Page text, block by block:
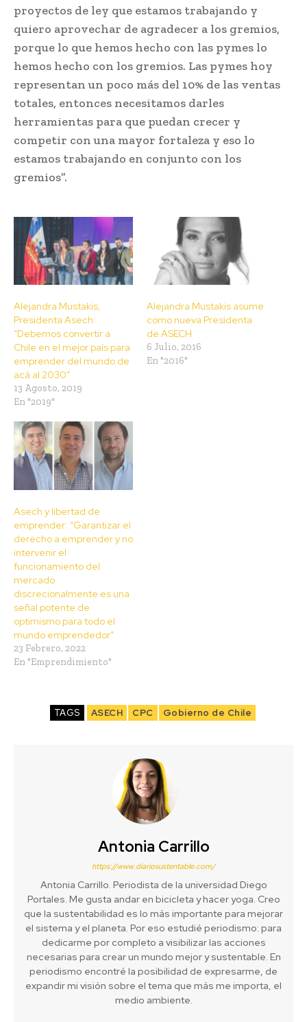
proyectos de ley que estamos trabajando y
quiero aprovechar de agradecer a los gremios,
porque lo que hemos hecho con las pymes lo
hemos hecho con los gremios. Las pymes hoy
representan un poco más del 10% de las ventas
totales, entonces necesitamos darles
herramientas para que puedan crecer y
competir con una mayor fortaleza y eso lo
estamos trabajando en conjunto con los
gremios”.
Alejandra Mustakis,
Presidenta Asech:
“Debemos convertir a
Chile en el mejor país para
emprender del mundo de
acá al 2030”
13 Agosto, 2019
En "2019"
Alejandra Mustakis asume
como nueva Presidenta
de ASECH
6 Julio, 2016
En "2016"
Asech y libertad de
emprender: “Garantizar el
derecho a emprender y no
intervenir el
funcionamiento del
mercado
discrecionalmente es una
señal potente de
optimismo para todo el
mundo emprendedor”
23 Febrero, 2022
En "Emprendimiento"
TAGS ASECH CPC Gobierno de Chile
Antonia Carrillo
https://www.diariosustentable.com/
Antonia Carrillo. Periodista de la universidad Diego
Portales. Me gusta andar en bicicleta y hacer yoga. Creo
que la sustentabilidad es lo más importante para mejorar
el sistema y el planeta. Por eso estudié periodismo: para
dedicarme por completo a visibilizar las acciones
necesarias para crear un mundo mejor y sustentable. En
periodismo encontré la posibilidad de expresarme, de
expandir mi visión sobre el tema que más me importa, el
medio ambiente.